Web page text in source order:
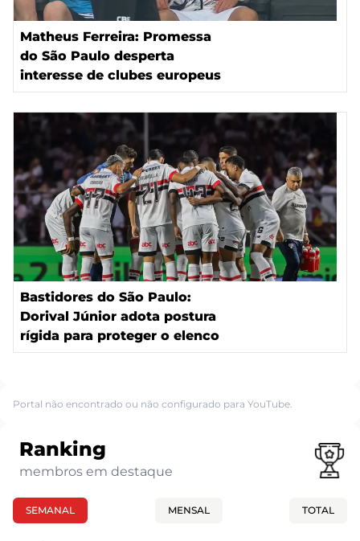
Matheus Ferreira: Promessa
do São Paulo desperta
interesse de clubes europeus
Bastidores do São Paulo:
Dorival Júnior adota postura
rígida para proteger o elenco
Portal não encontrado ou não configurado para YouTube.
Ranking
membros em destaque
SEMANAL MENSAL TOTAL